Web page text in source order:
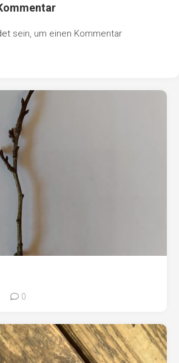
sein, um einen Kommentar
0